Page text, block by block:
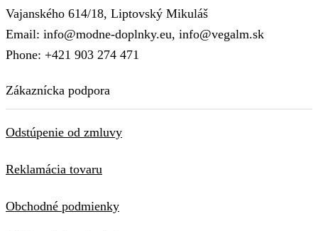
Vajanského 614/18, Liptovský Mikuláš
Email: info@modne-doplnky.eu, info@vegalm.sk
Phone: +421 903 274 471
Zákaznícka podpora
Odstúpenie od zmluvy
Reklamácia tovaru
Obchodné podmienky